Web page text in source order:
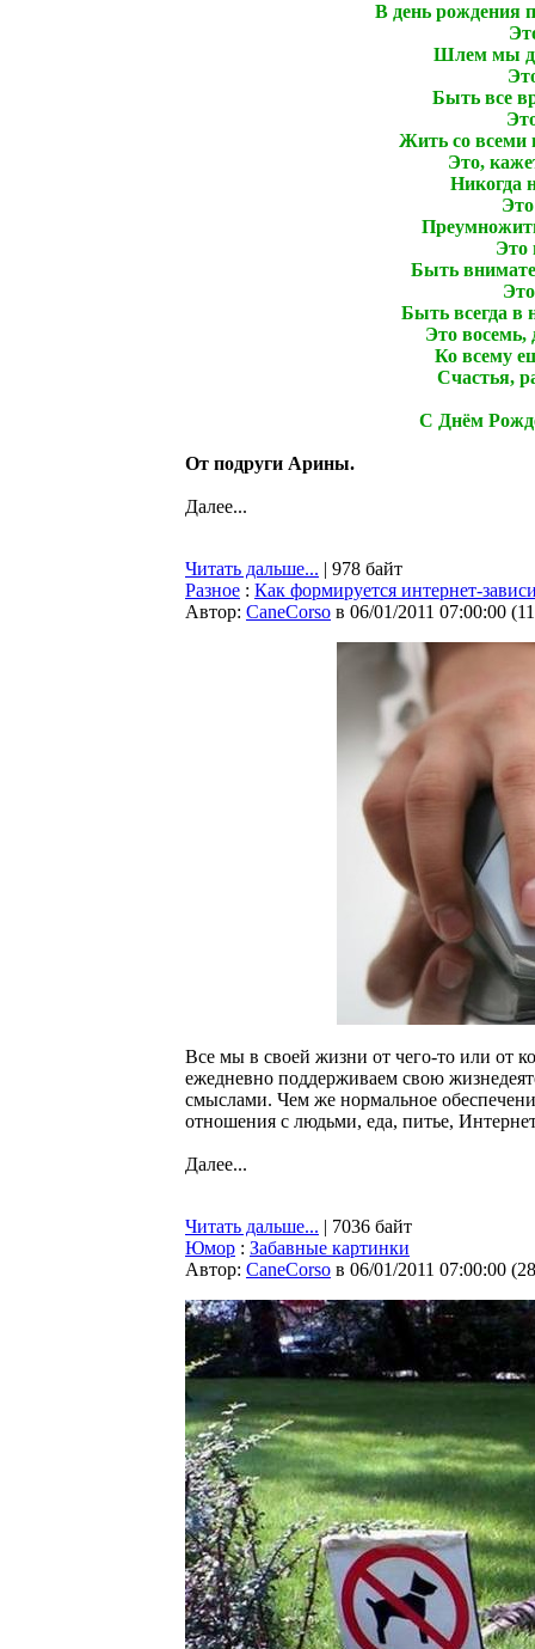
В день рождения
Шлем мы
Быть все
Жить со всеми
Это,
Никогда
Это
Быть
Быть всегда в
Это восемь,
Ко всему
Счастья,
С Днём
От подруги Арины.
Далее...
Читать дальше... | 978 байт
Разное : Как формируется интернет-
Автор: CaneCorso в 06/01/2011 07:00:00 (
Все мы в своей жизни от чего-то или от
ежедневно поддерживаем свою
смыслами. Чем же нормальное
отношения с людьми, еда, питье,
Далее...
Читать дальше... | 7036 байт
Юмор : Забавные картинки
Автор: CaneCorso в 06/01/2011 07:00:00 (